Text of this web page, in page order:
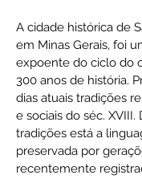
A cidade histórica de
em Minas Gerais, foi
expoente do ciclo do
300 anos de história.
dias atuais tradições
e sociais do séc. XVIII.
tradições está a
preservada por
recentemente